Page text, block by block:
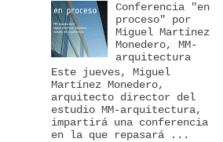
Conferencia "en
proceso" por
Miguel Martínez
Monedero, MM-
arquitectura
Este jueves, Miguel
Martínez Monedero,
arquitecto director del
estudio MM-arquitectura,
impartirá una conferencia
en la que repasará ...